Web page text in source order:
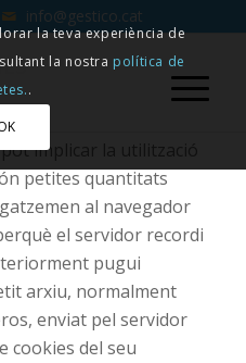
info@gestico.cat
pot implicar la utilització
petites quantitats
al navegador
el servidor recordi
pugui
arxiu, normalment
enviat pel servidor
cookies del seu
la teva experiència de
la nostra política de
.